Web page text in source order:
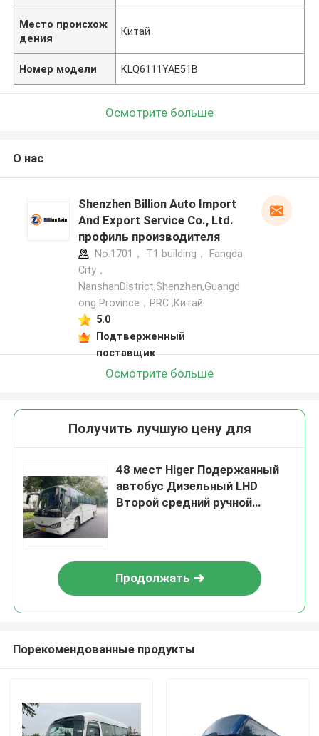
Место происхож
дения
Китай
Номер модели KLQ6111YAE51B
Осмотрите больше
О нас
Shenzhen Billion Auto Import
And Export Service Co., Ltd.
профиль производителя
No.1701， T1 building， Fangda
City，
NanshanDistrict,Shenzhen,Guangd
ong Province，PRC ,Китай
5.0
Подтверженный
поставщик
Осмотрите больше
Получить лучшую цену для
48 мест Higer Подержанный
автобус Дизельный LHD
Второй средний ручной
Продолжать
Порекомендованные продукты